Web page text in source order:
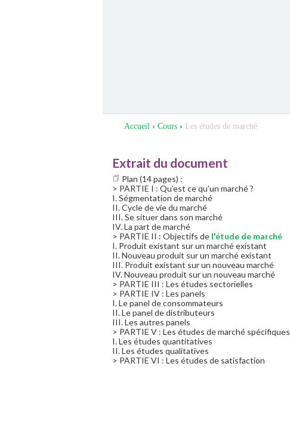
Accueil › Cours › Les études de marché
Extrait du document
Plan (14 pages) :
> PARTIE I : Qu'est ce qu'un marché ?
I. Ségmentation de marché
II. Cycle de vie du marché
III. Se situer dans son marché
IV. La part de marché
> PARTIE II : Objectifs de l'étude de marché
I. Produit existant sur un marché existant
II. Nouveau produit sur un marché existant
III. Produit existant sur un nouveau marché
IV. Nouveau produit sur un nouveau marché
> PARTIE III : Les études sectorielles
> PARTIE IV : Les panels
I. Le panel de consommateurs
II. Le panel de distributeurs
III. Les autres panels
> PARTIE V : Les études de marché spécifiques
I. Les études quantitatives
II. Les études qualitatives
> PARTIE VI : Les études de satisfaction